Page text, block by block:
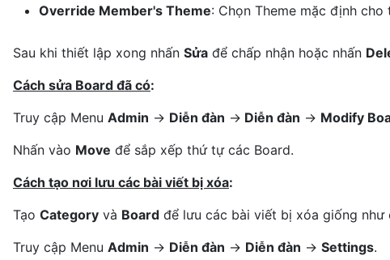
Override Member's Theme: Chọn Theme mặc định cho
Sau khi thiết lập xong nhấn Sửa để chấp nhận hoặc nhấn
Cách sửa Board đã có:
Truy cập Menu Admin -> Diễn đàn -> Diễn đàn -> Modify
Nhấn vào Move để sắp xếp thứ tự các Board.
Cách tạo nơi lưu các bài viết bị xóa:
Tạo Category và Board để lưu các bài viết bị xóa giống như
Truy cập Menu Admin -> Diễn đàn -> Diễn đàn -> Settings.